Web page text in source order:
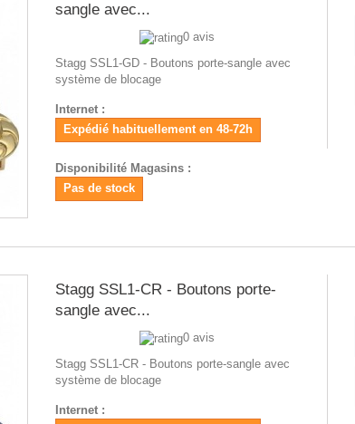
sangle avec...
0 avis
Stagg SSL1-GD - Boutons porte-sangle avec
système de blocage
Internet :
Expédié habituellement en 48-72h
Disponibilité Magasins :
Pas de stock
Stagg SSL1-CR - Boutons porte-
sangle avec...
0 avis
Stagg SSL1-CR - Boutons porte-sangle avec
système de blocage
Internet :